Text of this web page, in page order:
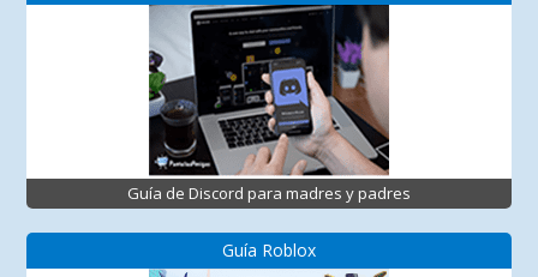
Guía de Discord para madres y padres
Guía Roblox